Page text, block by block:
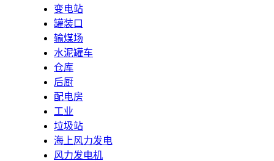
变电站
罐装口
输煤场
水泥罐车
仓库
后厨
配电房
工业
垃圾站
海上风力发电
风力发电机